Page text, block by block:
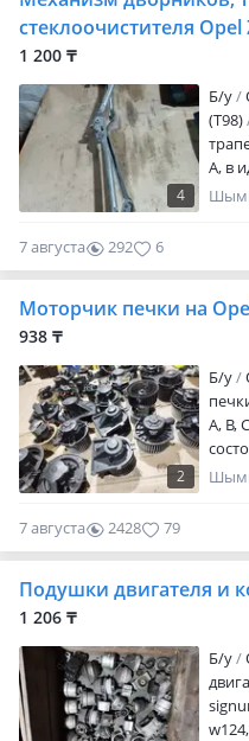
стеклоочистителя Opel
1 200 ₸
4
Б/y
(T98)
A, в
на
7 августа 292 6
Моторчик печки на
938 ₸
2
Б/y
A, B,
7 августа 2428 79
Подушки двигателя и
1 206 ₸
Б/y